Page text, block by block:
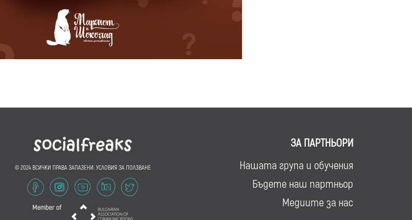
© 2024 ВСИЧКИ ПРАВА ЗАПАЗЕНИ. УСЛОВИЯ ЗА ПОЛЗВАНЕ
ЗА ПАРТНЬОРИ
Нашата група и обучения
Бъдете наш партньор
Медиите за нас